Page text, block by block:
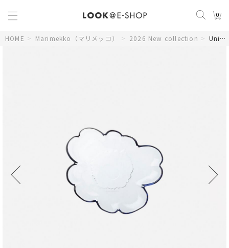
0
HOME > Marimekko（マリメッコ） > 2026 New collection > Unikko ガラスプレート 20cm